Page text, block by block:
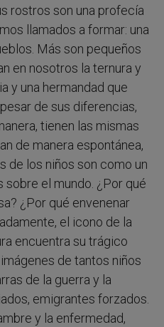
rostros son una profecía
llamados a formar: una
Más son pequeños
en nosotros la ternura y
y una hermandad que
de sus diferencias,
tienen las mismas
de manera espontánea,
de los niños son como un
sobre el mundo. ¿Por qué
¿Por qué envenenar
el icono de la
encuentra su trágico
de tantos niños
de la guerra y la
emigrantes forzados.
y la enfermedad,